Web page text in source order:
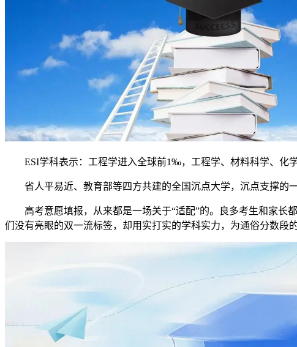
ESI学科表示：工程学进入全球前1‰，工程学、材料科学、化学
省人平易近、教育部等四方共建的全国沉点大学，沉点支撑的一
高考意愿填报，从来都是一场关于“适配”的。良多考生和家长
们没有亮眼的双一流标签，却用实打实的学科实力，为通俗分数段